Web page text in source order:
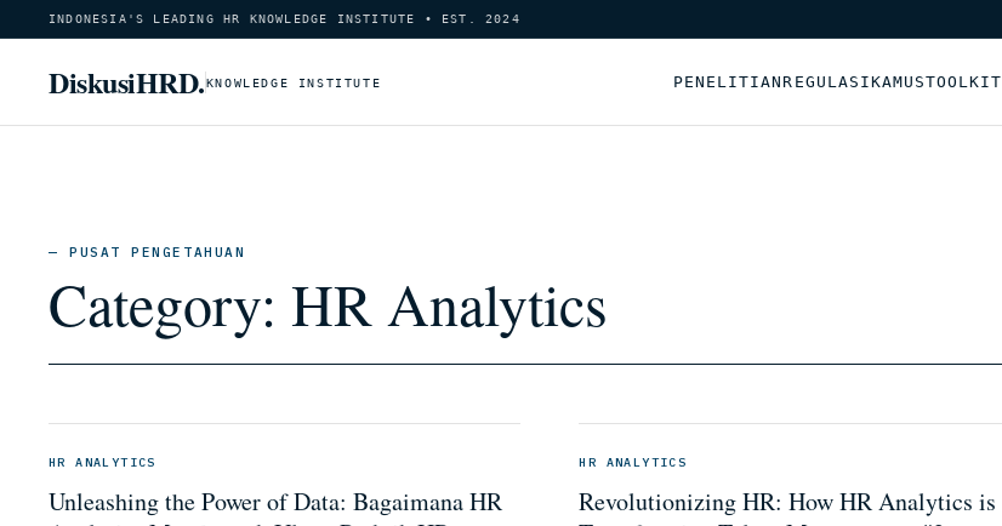
INDONESIA'S LEADING HR KNOWLEDGE INSTITUTE • EST. 2024
DiskusiHRD.KNOWLEDGE INSTITUTE PENELITIANREGULASIKAMUSTOOLKIT
— PUSAT PENGETAHUAN
Category: HR Analytics
HR ANALYTICS
Unleashing the Power of Data: Bagaimana HR
HR ANALYTICS
Revolutionizing HR: How HR Analytics is